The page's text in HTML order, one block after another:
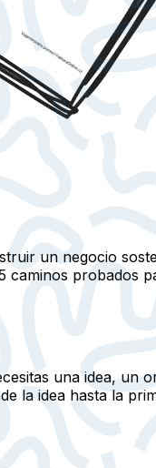
un negocio
caminos probados
una idea, un
la idea hasta la